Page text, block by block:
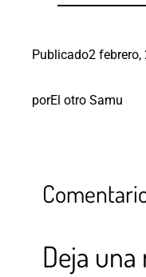
Publicado2 febrero,
porEl otro Samu
Deja